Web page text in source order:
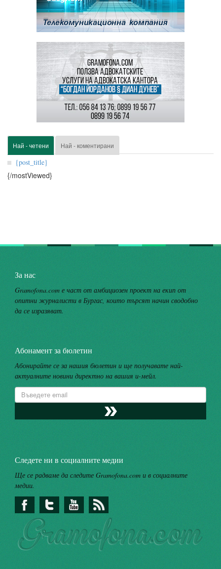
Най - четени Най - коментирани
{post_title}
{/mostViewed}
За нас
Gramofona.com е част от амбициозен проект на екип от
опитни журналисти в Бургас, които търсят начин сводобно
да се изразяват.
Абонамент за бюлетин
Абонирайте се за нашия бюлетин и ще получавате най-
актуалните новини директно на вашия и-мейл.
Следете ни в социалните медии
Ще се радваме да следите Gramofona.com и в социалните
медии.